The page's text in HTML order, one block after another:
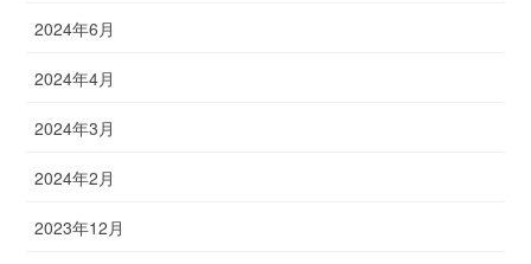
2024年6月
2024年4月
2024年3月
2024年2月
2023年12月